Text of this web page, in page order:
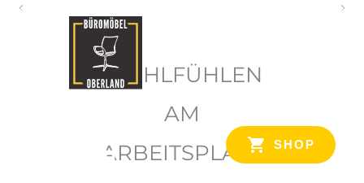
SHOP
WOHLFÜHLEN
AM
ARBEITSPLATZ